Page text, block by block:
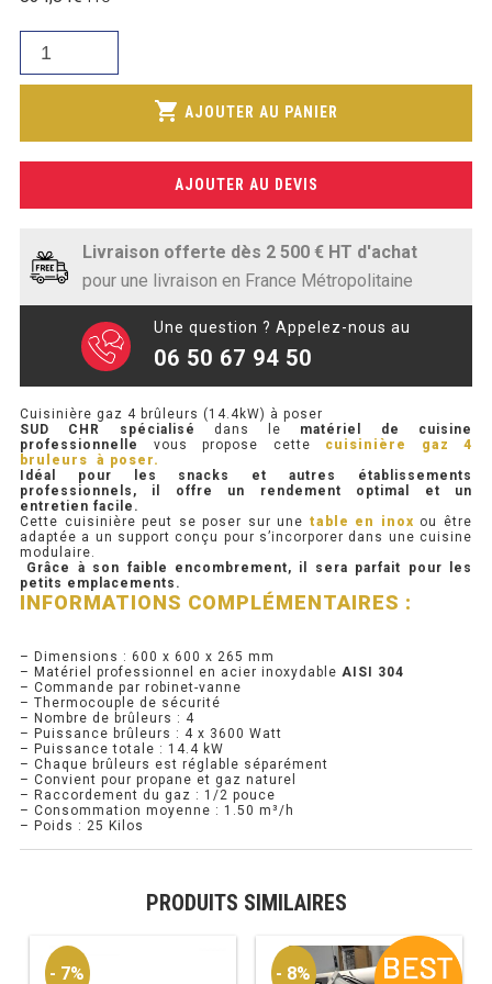
SOUBASSEMENT RÉFRIGÉRÉ
TABLE DE PRÉPARATION
TABLE DE PRÉPARATION COMPACTE
TABLE DE PRÉPARATION 700 / 800
SALADETTE COMPACTE
SALADETTE COMPACTE VITRÉE
SALADETTE 800 VITRÉE
MEUBLE À PIZZA
MEUBLE À PIZZA COMPACT
MEUBLE À PIZZA
PRÉSENTOIR À INGRÉDIENTS
PROFONDEUR 300 VITRÉE
PROFONDEUR 300 INOX
PROFONDEUR 400 INOX
ARMOIRE RÉFRIGÉRÉE
RÉFRI / CONGÉL BOULANGERIE
initial
était :
945,80€.
actuel
est :
4
shopping_cart AJOUTER AU PANIER
AJOUTER AU DEVIS
Livraison offerte dès 2 500 € HT d'achat
pour une livraison en France Métropolitaine
Une question ? Appelez-nous au
06 50 67 94 50
Cuisinière gaz 4 brûleurs (14.4kW) à poser
SUD CHR
spécialisé dans le matériel de cuisine
professionnelle
vous propose cette cuisinière gaz 4
bruleurs à poser.
Idéal pour les snacks et autres établissements
professionnels, il offre un rendement optimal et un
entretien facile.
Cette cuisinière peut se poser sur une table en inox ou être
adaptée a un support conçu pour s’incorporer dans une cuisine
modulaire.
Grâce à son faible encombrement, il sera parfait pour les
petits emplacements.
INFORMATIONS COMPLÉMENTAIRES :
– Dimensions : 600 x 600 x 265 mm
– Matériel professionnel en acier inoxydable AISI 304
– Commande par robinet-vanne
– Thermocouple de sécurité
– Nombre de brûleurs : 4
– Puissance brûleurs : 4 x 3600 Watt
– Puissance totale : 14.4 kW
– Chaque brûleurs est réglable séparément
– Convient pour propane et gaz naturel
– Raccordement du gaz : 1/2 pouce
– Consommation moyenne : 1.50 m³/h
– Poids : 25 Kilos
PRODUITS SIMILAIRES
- 7% - 8%